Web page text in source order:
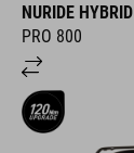
NURIDE HYBRID
PRO 800